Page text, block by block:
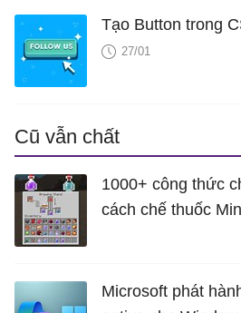
Tạo Button trong
27/01
Cũ vẫn chất
1000+ công thức
cách chế thuốc
Microsoft phát